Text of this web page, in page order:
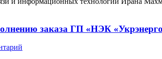
заказа ГП «НЭК